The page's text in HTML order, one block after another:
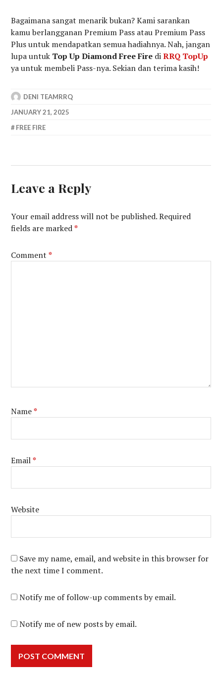
Bagaimana sangat menarik bukan? Kami sarankan
kamu berlangganan Premium Pass atau Premium Pass
Plus untuk mendapatkan semua hadiahnya. Nah, jangan
lupa untuk Top Up Diamond Free Fire diRRQ TopUp
ya untuk membeli Pass-nya. Sekian dan terima kasih!
DENI TEAMRRQ
JANUARY 21, 2025
FREE FIRE
Leave a Reply
Your email address will not be published. Required
fields are marked*
Comment*
Name*
Email*
Website
Save my name, email, and website in this browser for
the next time I comment.
Notify me of follow-up comments by email.
Notify me of new posts by email.